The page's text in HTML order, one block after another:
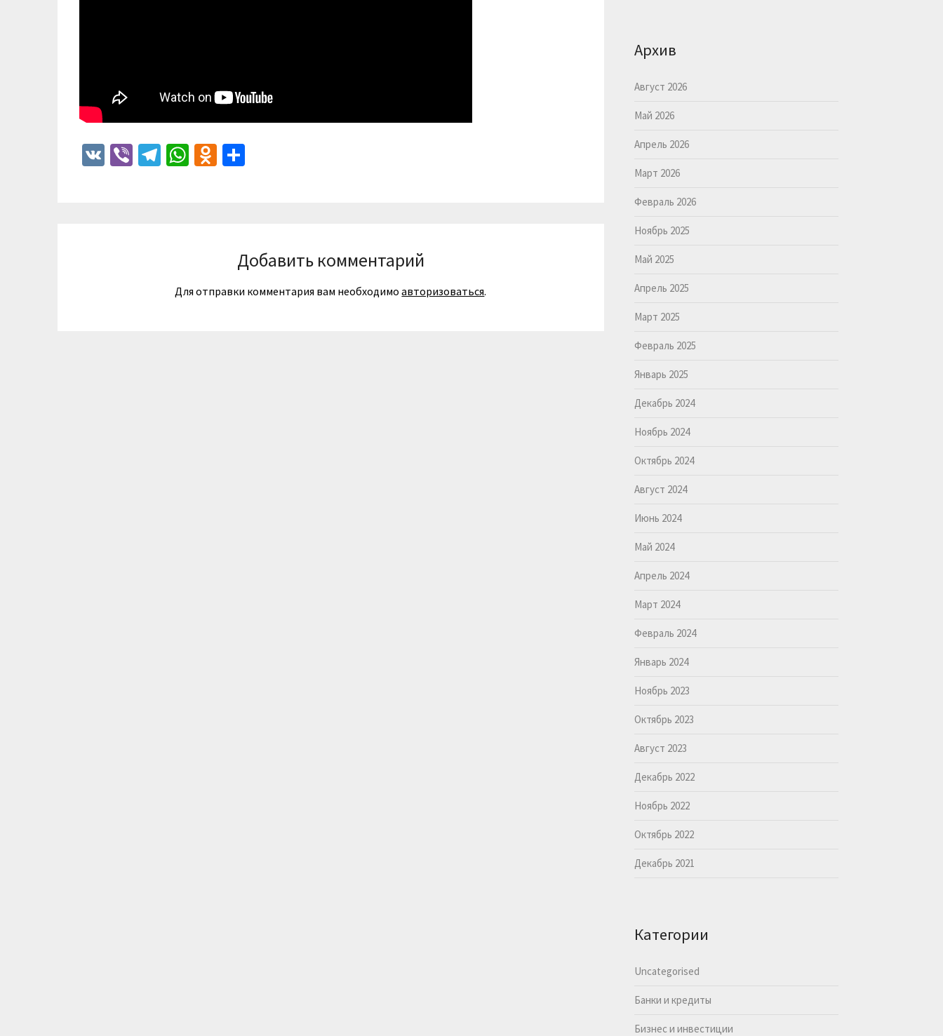
VK ViberTelegram
WhatsApp
Odnoklassniki
Добавить комментарий
Для отправки комментария вам необходимоавторизоваться.
Архив
Август 2026
Май 2026
Апрель 2026
Март 2026
Февраль 2026
Ноябрь 2025
Май 2025
Апрель 2025
Март 2025
Февраль 2025
Январь 2025
Декабрь 2024
Ноябрь 2024
Октябрь 2024
Август 2024
Июнь 2024
Май 2024
Апрель 2024
Март 2024
Февраль 2024
Январь 2024
Ноябрь 2023
Октябрь 2023
Август 2023
Декабрь 2022
Ноябрь 2022
Октябрь 2022
Декабрь 2021
Категории
Uncategorised
Банки и кредиты
Бизнес и инвестиции